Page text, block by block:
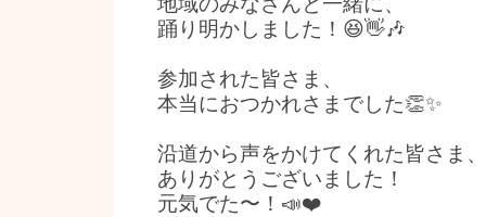
踊り明かしました！😆👋🎶
参加された皆さま、
本当におつかれさまでした👏✨
沿道から声をかけてくれた皆さま、
ありがとうございました！
元気でた〜！📣❤️